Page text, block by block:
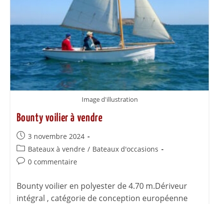
Image d'illustration
Bounty voilier à vendre
3 novembre 2024
Bateaux à vendre / Bateaux d'occasions
0 commentaire
Bounty voilier en polyester de 4.70 m.Dériveur
intégral , catégorie de conception européenne